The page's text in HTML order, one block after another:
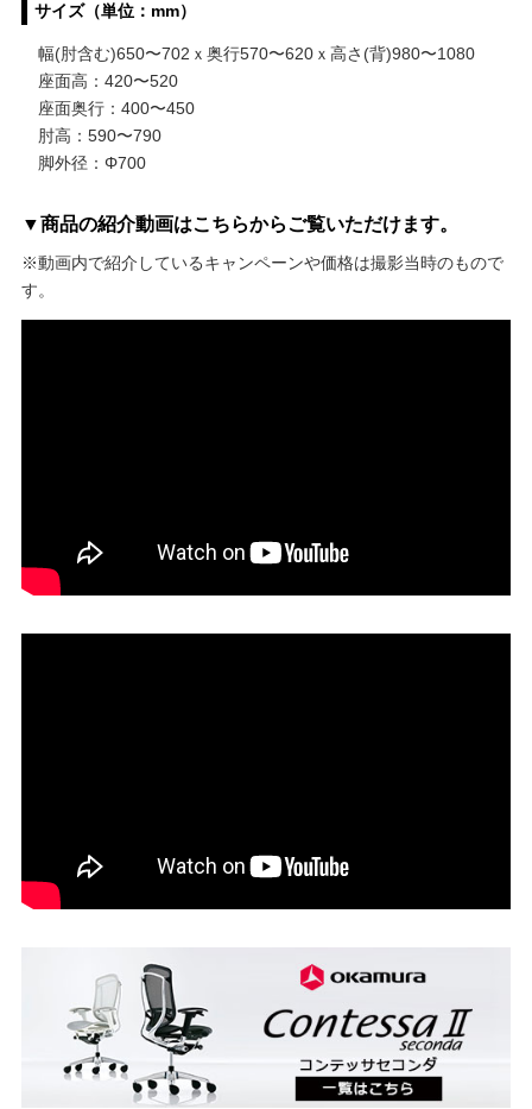
サイズ（単位：mm）
幅(肘含む)650〜702ｘ奥行570〜620ｘ高さ(背)980〜1080
座面高：420〜520
座面奥行：400〜450
肘高：590〜790
脚外径：Φ700
▼商品の紹介動画はこちらからご覧いただけます。
※動画内で紹介しているキャンペーンや価格は撮影当時のもので
す。